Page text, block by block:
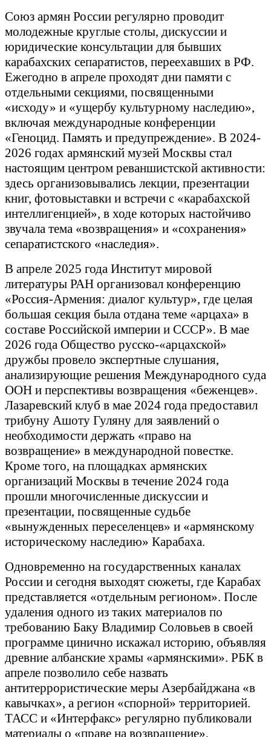
Союз армян России регулярно проводит
молодежные круглые столы, дискуссии и
юридические консультации для бывших
карабахских сепаратистов, переехавших в РФ.
Ежегодно в апреле проходят дни памяти с
отдельными секциями, посвященными
«исходу» и «ущербу культурному наследию»,
включая международные конференции
«Геноцид. Память и предупреждение». В 2024-
2026 годах армянский музей Москвы стал
настоящим центром реваншистской активности:
здесь организовывались лекции, презентации
книг, фотовыставки и встречи с «карабахской
интеллигенцией», в ходе которых настойчиво
звучала тема «возвращения» и «сохранения»
сепаратистского «наследия».
В апреле 2025 года Институт мировой
литературы РАН организовал конференцию
«Россия-Армения: диалог культур», где целая
большая секция была отдана теме «арцаха» в
составе Российской империи и СССР». В мае
2026 года Общество русско-«арцахской»
дружбы провело экспертные слушания,
анализирующие решения Международного суда
ООН и перспективы возвращения «беженцев».
Лазаревский клуб в мае 2024 года предоставил
трибуну Ашоту Гуляну для заявлений о
необходимости держать «право на
возвращение» в международной повестке.
Кроме того, на площадках армянских
организаций Москвы в течение 2024 года
прошли многочисленные дискуссии и
презентации, посвященные судьбе
«вынужденных переселенцев» и «армянскому
историческому наследию» Карабаха.
Одновременно на государственных каналах
России и сегодня выходят сюжеты, где Карабах
представляется «отдельным регионом». После
удаления одного из таких материалов по
требованию Баку Владимир Соловьев в своей
программе цинично искажал историю, объявляя
древние албанские храмы «армянскими». РБК в
апреле позволило себе назвать
антитеррористические меры Азербайджана «в
кавычках», а регион «спорной» территорией.
ТАСС и «Интерфакс» регулярно публиковали
материалы о «праве на возвращение»,